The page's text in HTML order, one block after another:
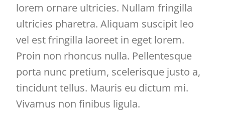
lorem ornare ultricies. Nullam fringilla
ultricies pharetra. Aliquam suscipit leo
vel est fringilla laoreet in eget lorem.
Proin non rhoncus nulla. Pellentesque
porta nunc pretium, scelerisque justo a,
tincidunt tellus. Mauris eu dictum mi.
Vivamus non finibus ligula.